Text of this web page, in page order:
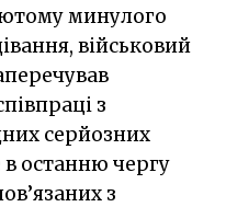
минулого
військовий
з
серйозних
останню чергу
з